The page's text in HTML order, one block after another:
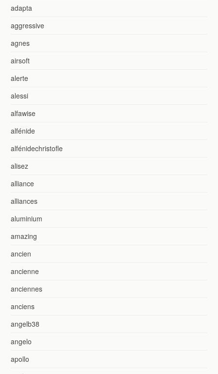
adapta
aggressive
agnes
airsoft
alerte
alessi
alfawise
alfénide
alfénidechristofle
alisez
alliance
alliances
aluminium
amazing
ancien
ancienne
anciennes
anciens
angelb38
angelo
apollo